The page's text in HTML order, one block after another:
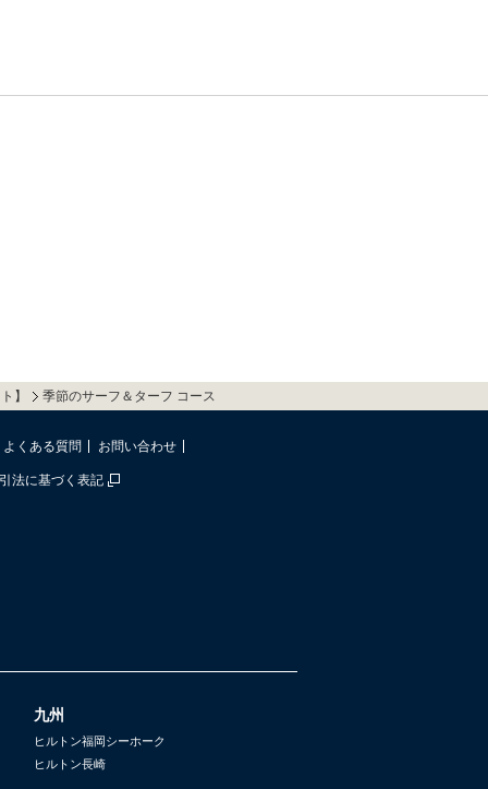
】 季節のサーフ＆ターフ コース
よくある質問 お問い合わせ
法に基づく表記
九州
ヒルトン福岡シーホーク
ヒルトン長崎